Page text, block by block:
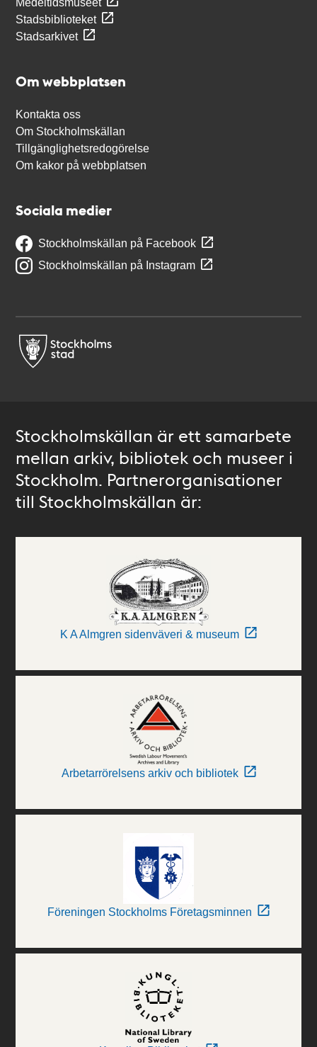
Medeltidsmuseet
Stadsbiblioteket
Stadsarkivet
Om webbplatsen
Kontakta oss
Om Stockholmskällan
Tillgänglighetsredogörelse
Om kakor på webbplatsen
Sociala medier
Stockholmskällan på Facebook
Stockholmskällan på Instagram
Stockholmskällan är ett samarbete
mellan arkiv, bibliotek och museer i
Stockholm. Partnerorganisationer
till Stockholmskällan är:
K A Almgren sidenväveri & museum
Arbetarrörelsens arkiv och bibliotek
Föreningen Stockholms Företagsminnen